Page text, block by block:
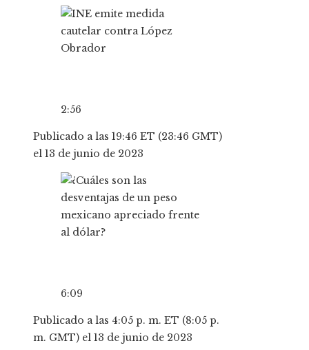
2:56
Publicado a las 19:46 ET (23:46 GMT)
el 13 de junio de 2023
6:09
Publicado a las 4:05 p. m. ET (8:05 p.
m. GMT) el 13 de junio de 2023